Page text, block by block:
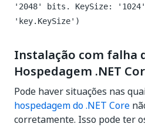
'2048' bits. KeySize:
'key.KeySize')
Instalação com falha
Hospedagem .NET
Pode haver situações nas
hospedagem do .NET Core
corretamente. Isso pode ter